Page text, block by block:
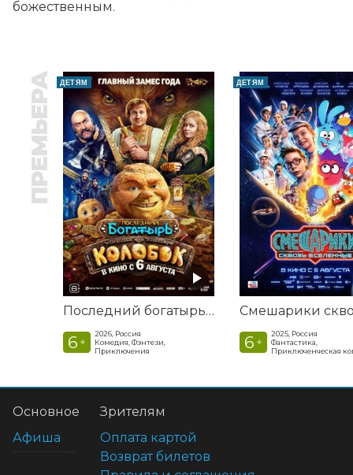
божественным.
ПРЕМЬЕРА ДЕТЯМ
Последний богатырь. Колобок
6 +
2026, Россия
Комедия, Фэнтези,
Приключения
ДЕТЯМ
6 +
2025, Россия
Фантастика,
Приключенческая
Основное
Афиша
Зрителям
Оплата картой
Возврат билетов